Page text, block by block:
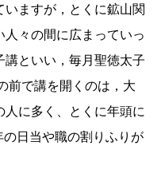
ますが，とくに鉱山関
々の間に広まっていっ
といい，毎月聖徳太子
前で講を開くのは，大
に多く、とくに年頭に
日当や職の割りふりが